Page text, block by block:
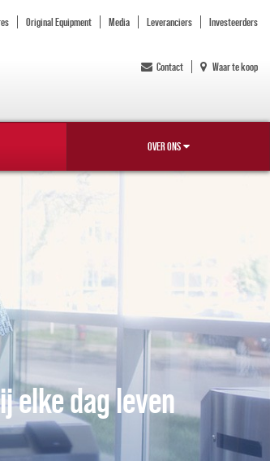
Original Equipment Media Leveranciers Investeerders
Waar te koop
Contact
OVER ONS
elke dag leven